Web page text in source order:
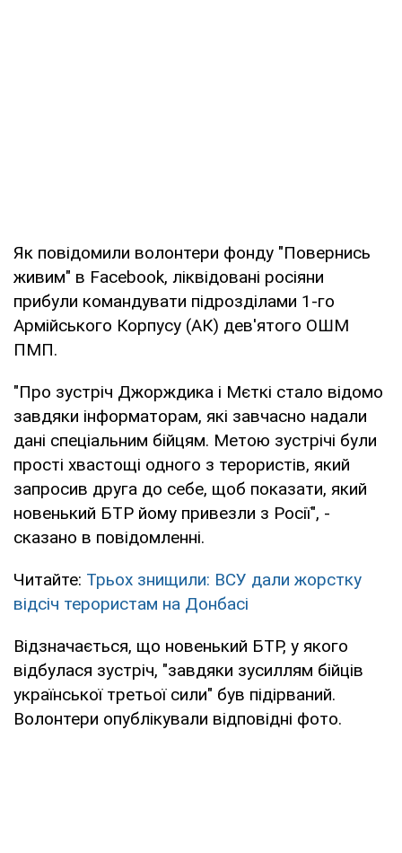
Як повідомили волонтери фонду "Повернись
живим" в Facebook, ліквідовані росіяни
прибули командувати підрозділами 1-го
Армійського Корпусу (АК) дев'ятого ОШМ
ПМП.
"Про зустріч Джорждика і Мєткі стало відомо
завдяки інформаторам, які завчасно надали
дані спеціальним бійцям. Метою зустрічі були
прості хвастощі одного з терористів, який
запросив друга до себе, щоб показати, який
новенький БТР йому привезли з Росії", -
сказано в повідомленні.
Читайте: Трьох знищили: ВСУ дали жорстку
відсіч терористам на Донбасі
Відзначається, що новенький БТР, у якого
відбулася зустріч, "завдяки зусиллям бійців
української третьої сили" був підірваний.
Волонтери опублікували відповідні фото.